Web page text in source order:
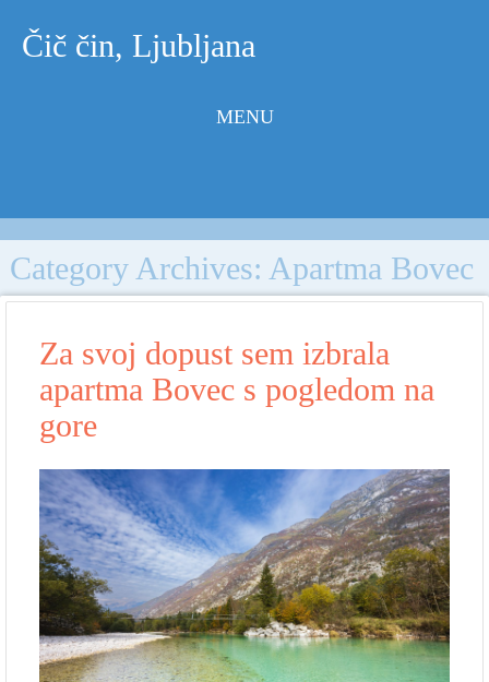
Čič čin, Ljubljana
MENU
Category Archives: Apartma Bovec
Za svoj dopust sem izbrala
apartma Bovec s pogledom na
gore